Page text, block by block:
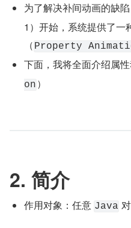
为了解决补间动画的缺
1）开始，系统提供了一
（ Property
下面，我将全面介绍属
on ）
2. 简介
作用对象：任意 Java